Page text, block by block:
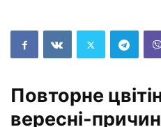
Повторне
вересні-